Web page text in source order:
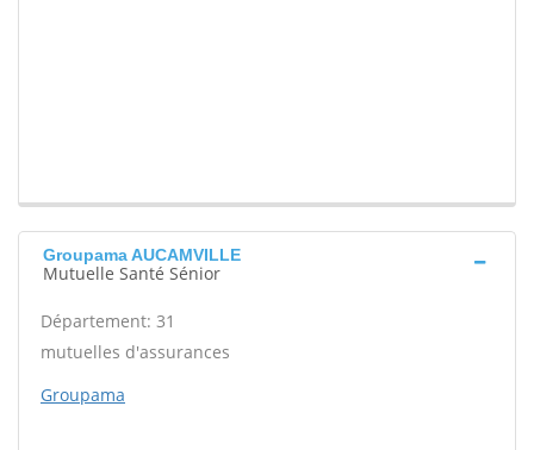
Groupama AUCAMVILLE
Mutuelle Santé Sénior
Département: 31
mutuelles d'assurances
Groupama